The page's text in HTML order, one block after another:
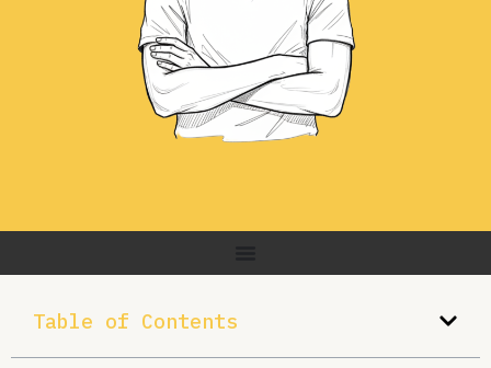
Table of Contents